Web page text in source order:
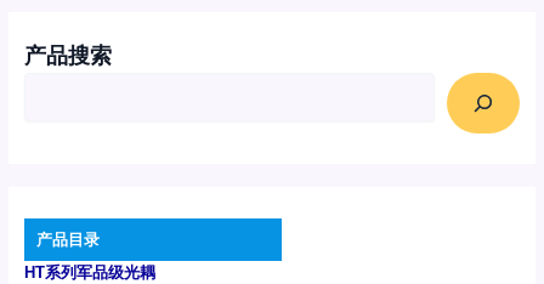
产品搜索
产品目录
HT系列军品级光耦